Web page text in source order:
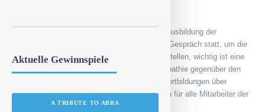
Wir haben hohe Leistungsstandards bei der Ausbildung der
ehrenamtlichen Mitarbeiter. Zuerst findet ein Gespräch statt, um die
Eignung des potentiellen Mitarbeiters festzustellen, wichtig ist eine
hohe Flexibilität und eine grundsätzliche Empathie gegenüber den
Menschen. Außerdem gibt es regelmäßige Fortbildungen über
formale Dinge und bundesweite Fortbildungen für alle Mitarbeiter der
deutschen Bahnhofsmissionen
Aktuelle Gewinnspiele
A TRIBUTE TO ABBA